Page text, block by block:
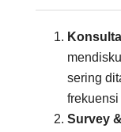
sering
Survey